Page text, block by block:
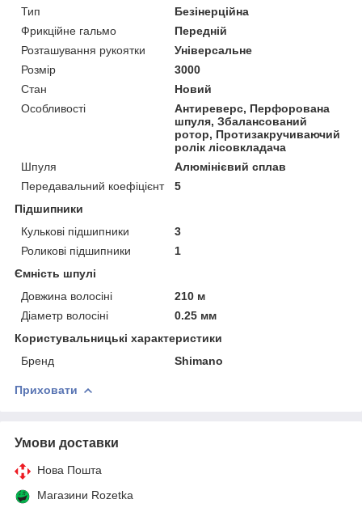
Тип
Безінерційна
Фрикційне гальмо
Передній
Розташування рукоятки
Універсальне
Розмір
3000
Стан
Новий
Особливості
Антиреверс, Перфорована
шпуля, Збалансований
ротор, Протизакручиваючий
ролік лісовкладача
Шпуля
Алюмінієвий сплав
Передавальний коефіцієнт
5
Підшипники
Кулькові підшипники
3
Роликові підшипники
1
Ємність шпулі
Довжина волосіні
210 м
Діаметр волосіні
0.25 мм
Користувальницькі характеристики
Бренд
Shimano
Приховати
Умови доставки
Нова Пошта
Магазини Rozetka